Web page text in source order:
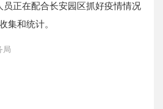
正在配合长安园区抓好疫情情况
集和统计。
局